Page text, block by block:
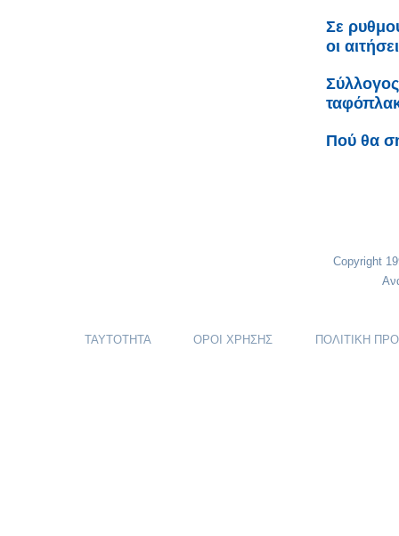
Σε
οι
Πού θα
Copyright
ΤΑΥΤΟΤΗΤΑ ΟΡΟΙ ΧΡΗΣΗΣ ΠΟΛΙΤΙΚΗ